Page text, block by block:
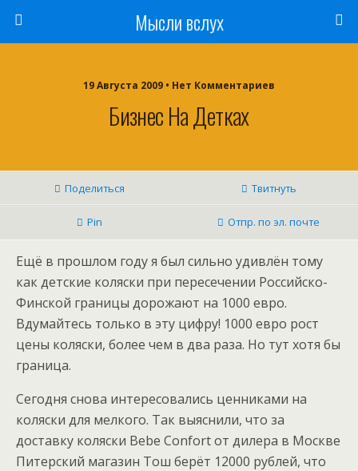
Мысли вслух
19 Августа 2009 • Нет Комментариев
Бизнес На Детках
Поделиться Твитнуть
Pin Отпр. по эл. почте
Ещё в прошлом году я был сильно удивлён тому
как детские коляски при пересечении Российско-
Финской границы дорожают на 1000 евро.
Вдумайтесь только в эту цифру! 1000 евро рост
цены коляски, более чем в два раза. Но тут хотя бы
граница.
Сегодня снова интересовались ценниками на
коляски для мелкого. Так выяснили, что за
доставку коляски Bebe Confort от дилера в Москве
Питерский магазин Тош берёт 12000 рублей, что